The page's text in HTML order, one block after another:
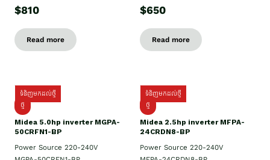
$810
Read more
$650
Read more
ទំនិញមកដល់ថ្មី
ថ្មី
Midea 5.0hp inverter MGPA-
50CRFN1-BP
Power Source 220-240V
ទំនិញមកដល់ថ្មី
ថ្មី
Midea 2.5hp​ inverter MFPA-
24CRDN8-BP
Power Source 220-240V